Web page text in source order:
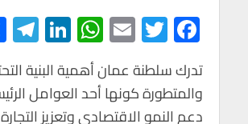
F
ac
e
b
T
wi
tt
er
E
m
ail
W
h
at
s
Li
n
ke
dI
a
تدرك سلطنة عمان أهمية البنية
والمتطورة كونها أحد العوامل
دعم النمو الاقتصادي وتعزيز